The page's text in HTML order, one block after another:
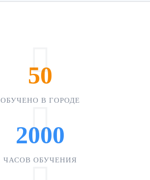
50
ОБУЧЕНО В ГОРОДЕ
2000
ЧАСОВ ОБУЧЕНИЯ